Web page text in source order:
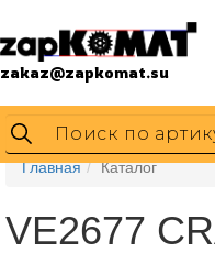
zakaz@zapkomat.su
Главная Каталог
VE2677